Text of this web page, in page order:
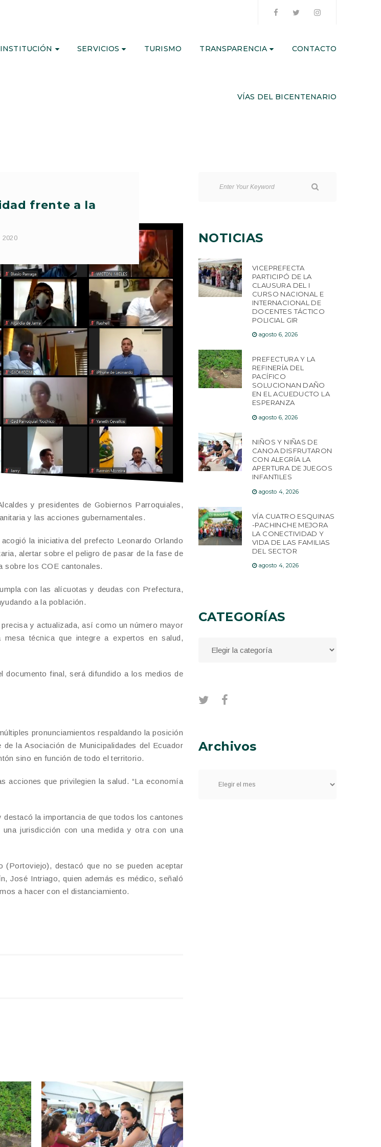
SERVICIOS TURISMO TRANSPARENCIA CONTACTO
VÍAS DEL BICENTENARIO
frente a la
2020
y presidentes de Gobiernos Parroquiales,
y las acciones gubernamentales.
la iniciativa del prefecto Leonardo Orlando
alertar sobre el peligro de pasar de la fase de
sobre los COE cantonales.
con las alícuotas y deudas con Prefectura,
a la población.
y actualizada, así como un número mayor
técnica que integre a expertos en salud,
documento final, será difundido a los medios de
pronunciamientos respaldando la posición
la Asociación de Municipalidades del Ecuador
sino en función de todo el territorio.
acciones que privilegien la salud. “La economía
la importancia de que todos los cantones
jurisdicción con una medida y otra con una
(Portoviejo), destacó que no se pueden aceptar
José Intriago, quien además es médico, señaló
a hacer con el distanciamiento.
NOTICIAS
VICEPREFECTA
PARTICIPÓ DE LA
CLAUSURA DEL I
CURSO NACIONAL E
INTERNACIONAL DE
DOCENTES TÁCTICO
POLICIAL GIR
agosto 6, 2026
PREFECTURA Y LA
REFINERÍA DEL
PACÍFICO
SOLUCIONAN DAÑO
EN EL ACUEDUCTO LA
ESPERANZA
agosto 6, 2026
NIÑOS Y NIÑAS DE
CANOA DISFRUTARON
CON ALEGRÍA LA
APERTURA DE JUEGOS
INFANTILES
agosto 4, 2026
VÍA CUATRO ESQUINAS
-PACHINCHE MEJORA
LA CONECTIVIDAD Y
VIDA DE LAS FAMILIAS
DEL SECTOR
agosto 4, 2026
CATEGORÍAS
Archivos